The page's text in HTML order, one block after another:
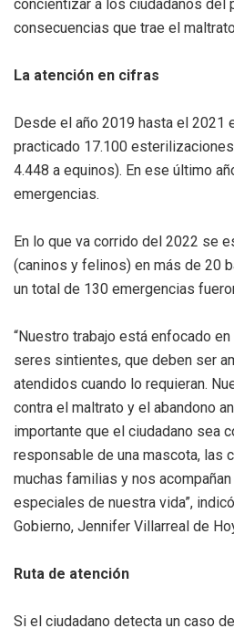
concientizar a los ciudadanos del
consecuencias que trae el
La atención en cifras
Desde el año 2019 hasta el 2021
practicado 17.100
4.448 a equinos). En ese último
emergencias.
En lo que va corrido del 2022 se
(caninos y felinos) en más de 20
un total de 130 emergencias
“Nuestro trabajo está enfocado
seres sintientes, que deben ser
atendidos cuando lo requieran.
contra el maltrato y el abandono
importante que el ciudadano sea
responsable de una mascota, las
muchas familias y nos
especiales de nuestra vida”,
Gobierno, Jennifer Villarreal de
Ruta de atención
Si el ciudadano detecta un caso